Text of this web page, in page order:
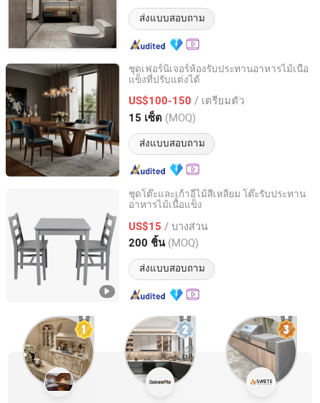
ส่งแบบสอบถาม
ชุดเฟอร์นิเจอร์ห้องรับประทานอาหารไม้เนื้อ
แข็งที่ปรับแต่งได้
US$100-150 / เตรียมตัว
15 เซ็ต (MOQ)
ส่งแบบสอบถาม
GUANGDONG OPTIMA HOME GROUP CO., LTD
Guangdong, China อัตราจาก 2020
ชุดโต๊ะและเก้าอี้ไม้สี่เหลี่ยม โต๊ะรับประทาน
อาหารไม้เนื้อแข็ง
US$15 / บางส่วน
200 ชิ้น (MOQ)
ส่งแบบสอบถาม
Qingdao Welhome Co., Ltd.
Shandong, China อัตราจาก 2014